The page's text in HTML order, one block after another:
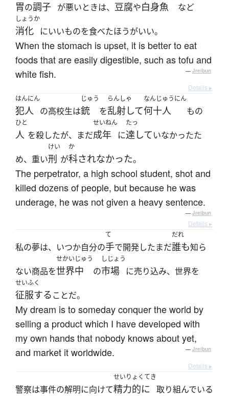
胃の調子 が悪いときは、 豆腐や白身魚 など
しょうか
消化 にいいものを食べたほうがいい。
When the stomach is upset, it is better to eat
foods that are easily digestible, such as tofu and
white fish.
— Jreibun
Details ▸
はんにん
犯人 の高校生は
じゅう
銃 を
らんしゃ
乱射して
なんじゅうにん
何十人 もの
ひと
人 を殺したが、まだ
せいねん
成年 に
たっ
達していなかったた
め、重い
けい
刑 が
か
科されなかった。
The perpetrator, a high school student, shot and
killed dozens of people, but because he was
underage, he was not given a heavy sentence.
— Jreibun
Details ▸
私の夢は、いつか自分の
て
手で開発したまだ
だれ
誰も知ら
ない商品を
せかいじゅう
世界中 の
しじょう
市場 に売り込み、世界を
せいふく
征服することだ。
My dream is to someday conquer the world by
selling a product which I have developed with
my own hands that nobody knows about yet,
and market it worldwide.
— Jreibun
Details ▸
警察は事件の解明に向けて
せいりょくてき
精力的に 取り組んでいる